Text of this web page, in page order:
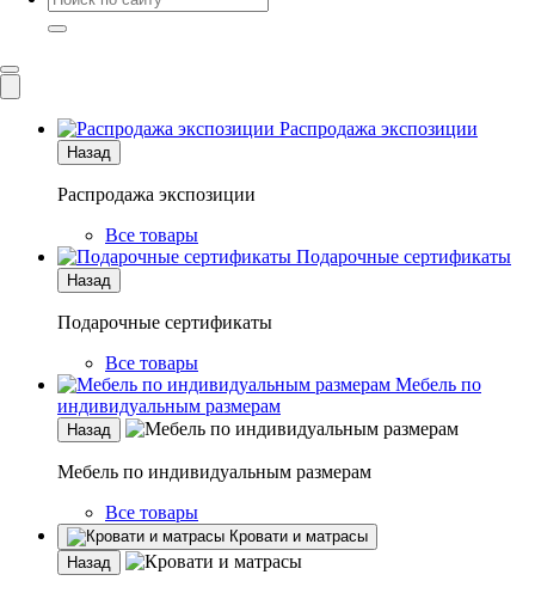
Распродажа экспозиции
Назад
Распродажа экспозиции
Все товары
Подарочные сертификаты
Назад
Подарочные сертификаты
Все товары
Мебель по
индивидуальным размерам
Назад
Мебель по индивидуальным размерам
Все товары
Кровати и матрасы
Назад